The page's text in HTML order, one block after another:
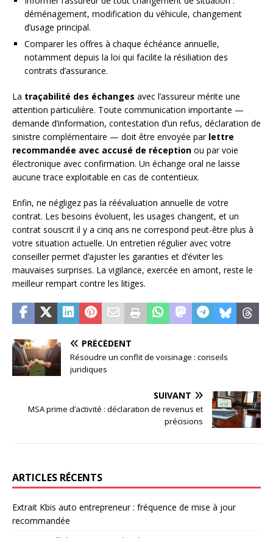
déménagement, modification du véhicule, changement
d’usage principal.
Comparer les offres à chaque échéance annuelle,
notamment depuis la loi qui facilite la résiliation des
contrats d’assurance.
La traçabilité des échanges avec l’assureur mérite une
attention particulière. Toute communication importante —
demande d’information, contestation d’un refus, déclaration de
sinistre complémentaire — doit être envoyée par lettre
recommandée avec accusé de réception ou par voie
électronique avec confirmation. Un échange oral ne laisse
aucune trace exploitable en cas de contentieux.
Enfin, ne négligez pas la réévaluation annuelle de votre
contrat. Les besoins évoluent, les usages changent, et un
contrat souscrit il y a cinq ans ne correspond peut-être plus à
votre situation actuelle. Un entretien régulier avec votre
conseiller permet d’ajuster les garanties et d’éviter les
mauvaises surprises. La vigilance, exercée en amont, reste le
meilleur rempart contre les litiges.
PRÉCÉDENT
Résoudre un conflit de voisinage : conseils
juridiques
SUIVANT
MSA prime d’activité : déclaration de revenus et
précisions
ARTICLES RÉCENTS
Extrait Kbis auto entrepreneur : fréquence de mise à jour
recommandée